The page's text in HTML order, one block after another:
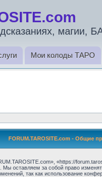
магии,
Мои колоды ТАРО
FORUM.TAROSITE.com - Общие
«https://
оставляем за собой право
так как использование